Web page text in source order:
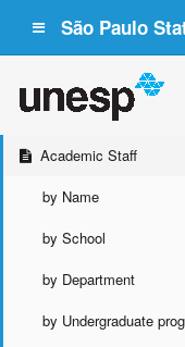
São Paulo
Academic Staff
by Name
by School
by Department
by Undergraduate